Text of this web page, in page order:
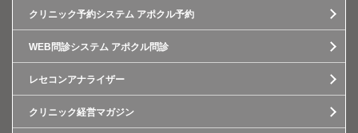
クリニック予約システム アポクル予約
WEB問診システム アポクル問診
レセコンアナライザー
クリニック経営マガジン